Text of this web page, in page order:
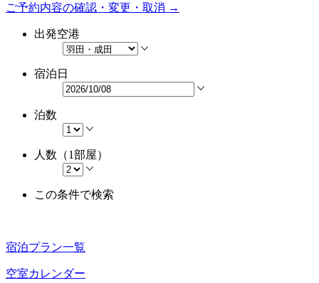
ご予約内容の確認・変更・取消 →
出発空港
宿泊日
泊数
人数（1部屋）
この条件で検索
宿泊プラン一覧
空室カレンダー